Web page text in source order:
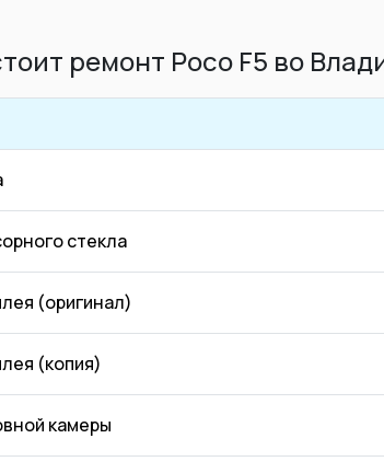
ремонт Poco F5 во
стекла
(оригинал)
(копия)
камеры